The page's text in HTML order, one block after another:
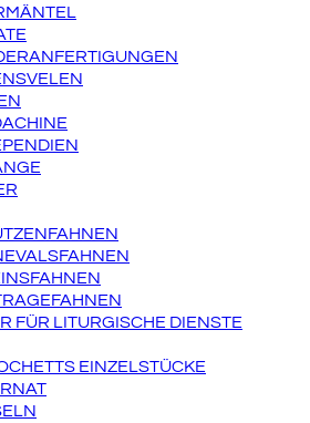
FÜR LITURGISCHE DIENSTE
EINZELSTÜCKE